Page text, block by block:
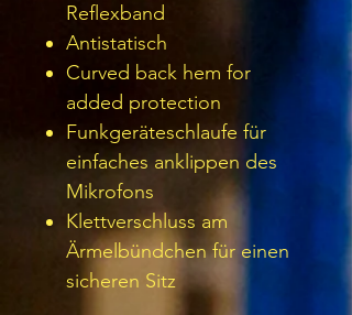
Reflexband
Antistatisch
Curved back hem for
added protection
Funkgeräteschlaufe für
einfaches anklippen des
Mikrofons
Klettverschluss am
Ärmelbündchen für einen
sicheren Sitz